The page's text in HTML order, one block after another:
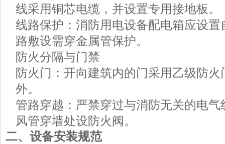
线采用铜芯电缆，并设置专用接地板。
线路保护：消防用电设备配电箱应设
路敷设需穿金属管保护。
防火分隔与门禁
防火门：开向建筑内的门采用乙级防
外。
管路穿越：严禁穿过与消防无关的电
风管穿墙处设防火阀。
二、设备安装规范